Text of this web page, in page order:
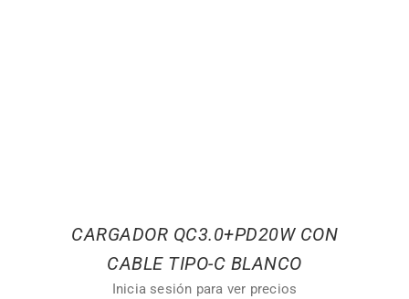
CARGADOR QC3.0+PD20W CON
CABLE TIPO-C BLANCO
Inicia sesión para ver precios